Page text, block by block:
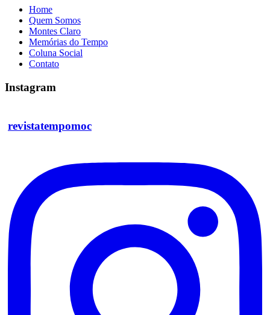
Home
Quem Somos
Montes Claro
Memórias do Tempo
Coluna Social
Contato
Instagram
revistatempomoc